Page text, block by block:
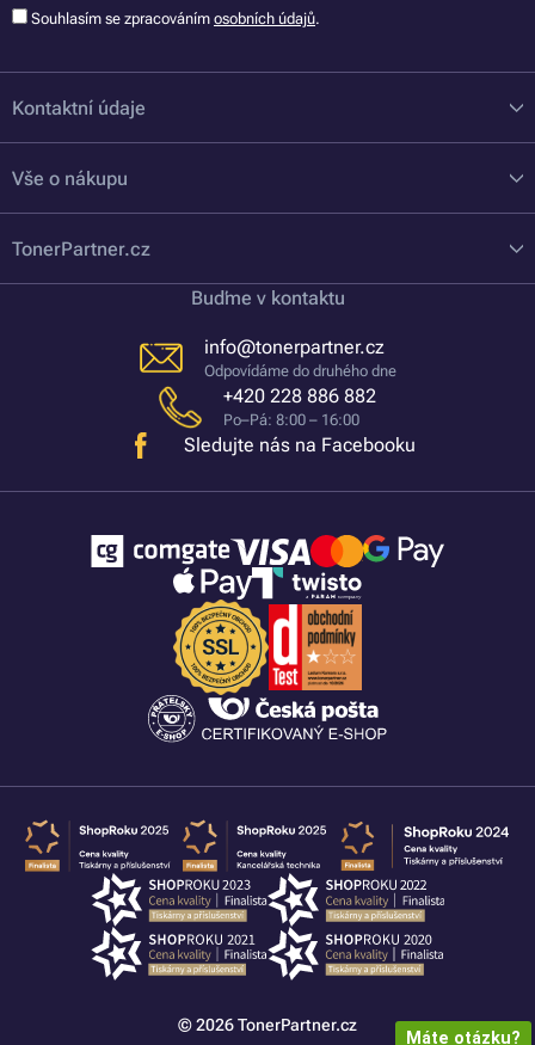
Souhlasím se zpracováním osobních údajů.
Kontaktní údaje
Vše o nákupu
TonerPartner.cz
Buďme v kontaktu
info@tonerpartner.cz
Odpovídáme do druhého dne
+420 228 886 882
Po–Pá: 8:00 – 16:00
Sledujte nás na Facebooku
© 2026 TonerPartner.cz
Máte otázku?